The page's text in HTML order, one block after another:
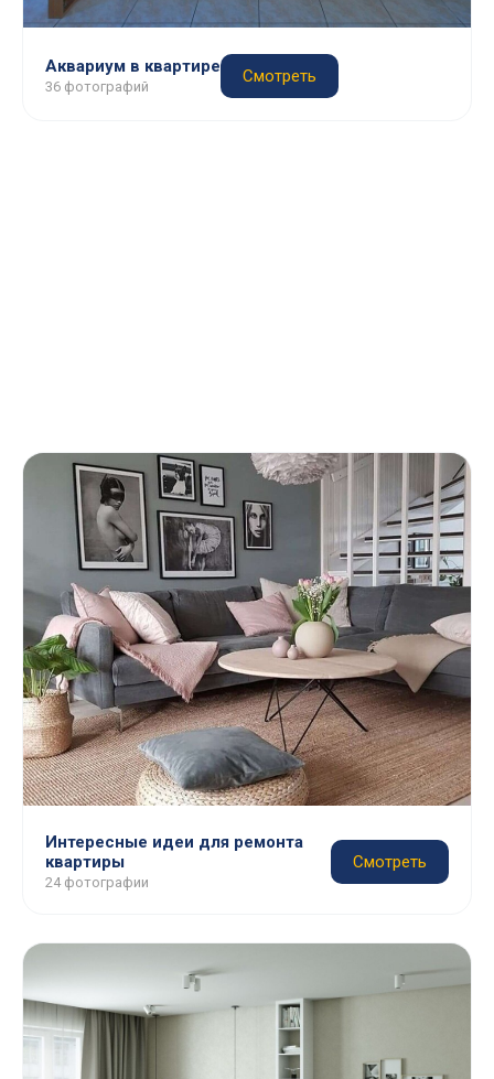
Аквариум в квартире
36 фотографий
Смотреть
Интересные идеи для ремонта
квартиры
24 фотографии
Смотреть